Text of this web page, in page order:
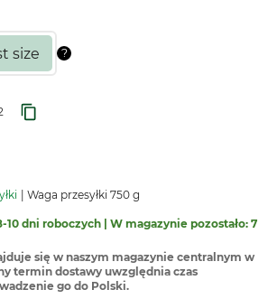
Waga przesyłki 750 g
10 dni roboczych | W magazynie pozostało: 7
się w naszym magazynie centralnym w
termin dostawy uwzględnia czas
go do Polski.